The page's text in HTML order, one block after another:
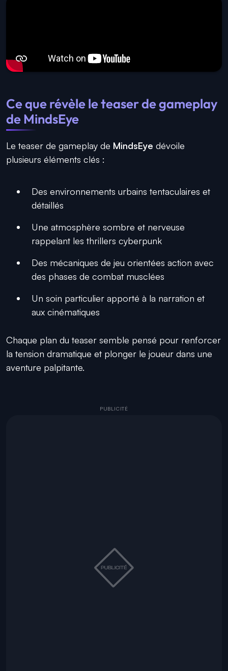
Ce que révèle le teaser de gameplay
de MindsEye
Le teaser de gameplay de MindsEye dévoile
plusieurs éléments clés :
Des environnements urbains tentaculaires et
détaillés
Une atmosphère sombre et nerveuse
rappelant les thrillers cyberpunk
Des mécaniques de jeu orientées action avec
des phases de combat musclées
Un soin particulier apporté à la narration et
aux cinématiques
Chaque plan du teaser semble pensé pour renforcer
la tension dramatique et plonger le joueur dans une
aventure palpitante.